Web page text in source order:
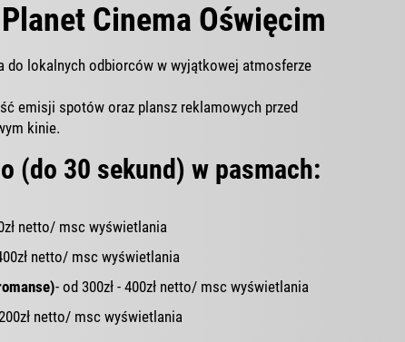
DLA
Cinema Oświęcim
do lokalnych odbiorców w wyjątkowej atmosferze
emisji spotów oraz plansz reklamowych przed
kinie.
(do 30 sekund) w pasmach:
netto/ msc wyświetlania
netto/ msc wyświetlania
- od 300zł - 400zł netto/ msc wyświetlania
netto/ msc wyświetlania